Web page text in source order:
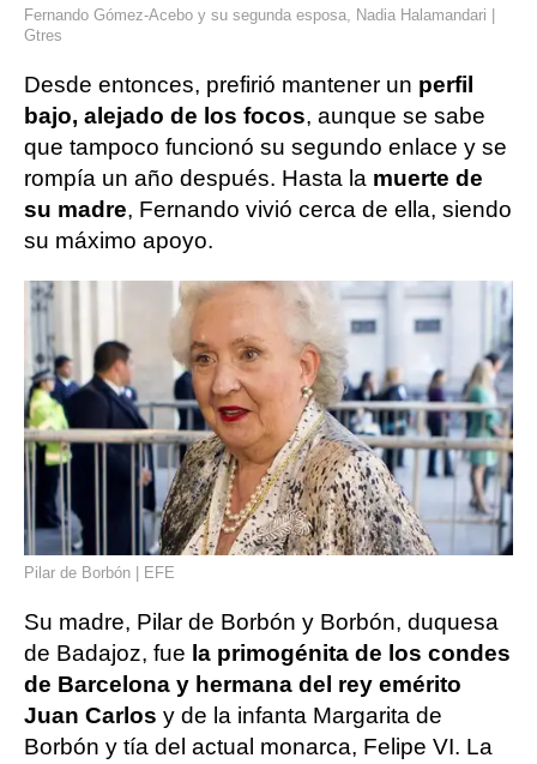
Fernando Gómez-Acebo y su segunda esposa, Nadia Halamandari |
Gtres
Desde entonces, prefirió mantener un perfil
bajo, alejado de los focos, aunque se sabe
que tampoco funcionó su segundo enlace y se
rompía un año después. Hasta la muerte de
su madre, Fernando vivió cerca de ella, siendo
su máximo apoyo.
Pilar de Borbón | EFE
Su madre, Pilar de Borbón y Borbón, duquesa
de Badajoz, fue la primogénita de los condes
de Barcelona y hermana del rey emérito
Juan Carlos y de la infanta Margarita de
Borbón y tía del actual monarca, Felipe VI. La